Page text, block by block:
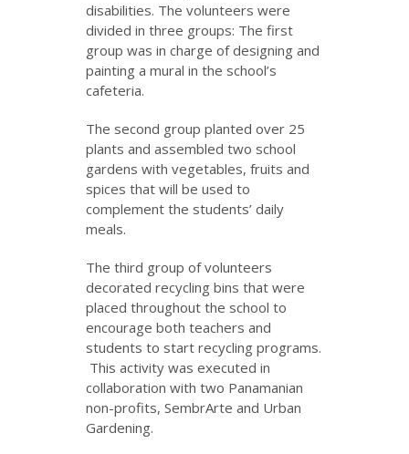
disabilities. The volunteers were
divided in three groups: The first
group was in charge of designing and
painting a mural in the school’s
cafeteria.
The second group planted over 25
plants and assembled two school
gardens with vegetables, fruits and
spices that will be used to
complement the students’ daily
meals.
The third group of volunteers
decorated recycling bins that were
placed throughout the school to
encourage both teachers and
students to start recycling programs.
This activity was executed in
collaboration with two Panamanian
non-profits, SembrArte and Urban
Gardening.